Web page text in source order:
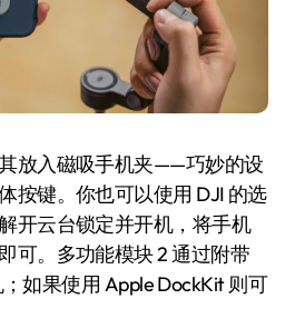
放入磁吸手机夹——巧妙的设
按键。你也可以使用 DJI 的选
开云台锁定并开机，将手机
可。多功能模块 2 通过附带
如果使用 Apple DockKit 则可